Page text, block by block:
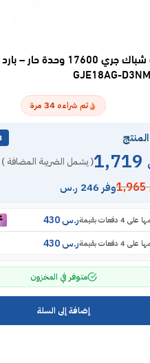
مكيف شباك جري 17600 وحدة حار – بارد
GJE18AG-
تم شراءه 34 مرة
( يشمل الضريبة المضافة )
1,965 وفر 246 ر.س
4 دفعات بقيمة ر.س
4 دفعات بقيمة ر.س
متوفر في المخزون
إضافة إلى السلة